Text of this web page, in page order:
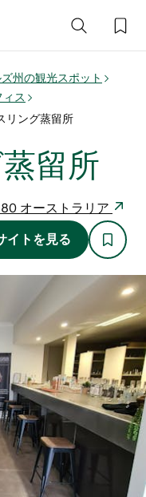
州の観光スポット
ィス
リング蒸留所
留所
オーストラリア
イトを見る